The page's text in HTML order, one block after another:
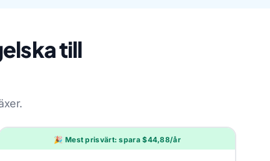
till
🎉 Mest prisvärt: spara $44,88/år